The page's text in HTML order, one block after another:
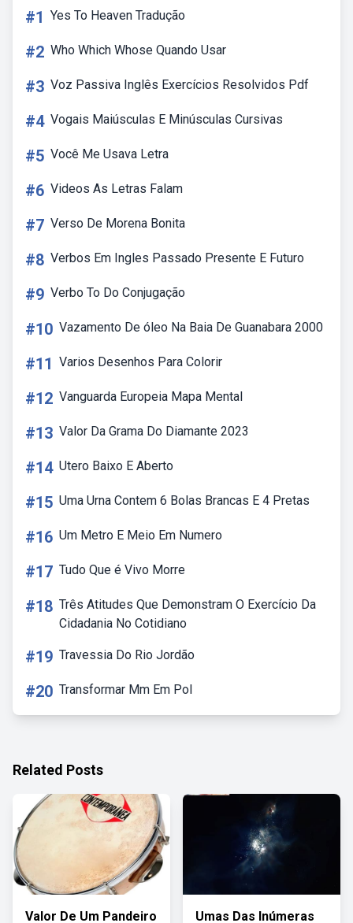
#1 Yes To Heaven Tradução
#2 Who Which Whose Quando Usar
#3 Voz Passiva Inglês Exercícios Resolvidos Pdf
#4 Vogais Maiúsculas E Minúsculas Cursivas
#5 Você Me Usava Letra
#6 Videos As Letras Falam
#7 Verso De Morena Bonita
#8 Verbos Em Ingles Passado Presente E Futuro
#9 Verbo To Do Conjugação
#10 Vazamento De óleo Na Baia De Guanabara 2000
#11 Varios Desenhos Para Colorir
#12 Vanguarda Europeia Mapa Mental
#13 Valor Da Grama Do Diamante 2023
#14 Utero Baixo E Aberto
#15 Uma Urna Contem 6 Bolas Brancas E 4 Pretas
#16 Um Metro E Meio Em Numero
#17 Tudo Que é Vivo Morre
#18 Três Atitudes Que Demonstram O Exercício Da
Cidadania No Cotidiano
#19 Travessia Do Rio Jordão
#20 Transformar Mm Em Pol
Related Posts
Valor De Um Pandeiro Umas Das Inúmeras